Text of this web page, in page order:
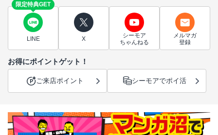
限定特典GET
LINE X
シーモア
ちゃんねる
メルマガ
登録
お得にポイントゲット！
ご来店ポイント シーモアでポイ活